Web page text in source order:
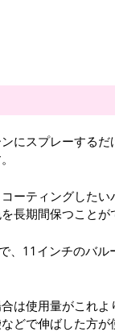
にスプレーする
ーティングしたい
長期間保つことが
、11インチのバ
は使用量がこれよ
どで伸ばした方が